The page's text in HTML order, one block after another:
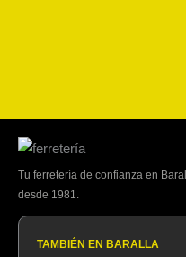
Tu ferretería de confianza en
desde 1981.
TAMBIÉN EN BARALLA